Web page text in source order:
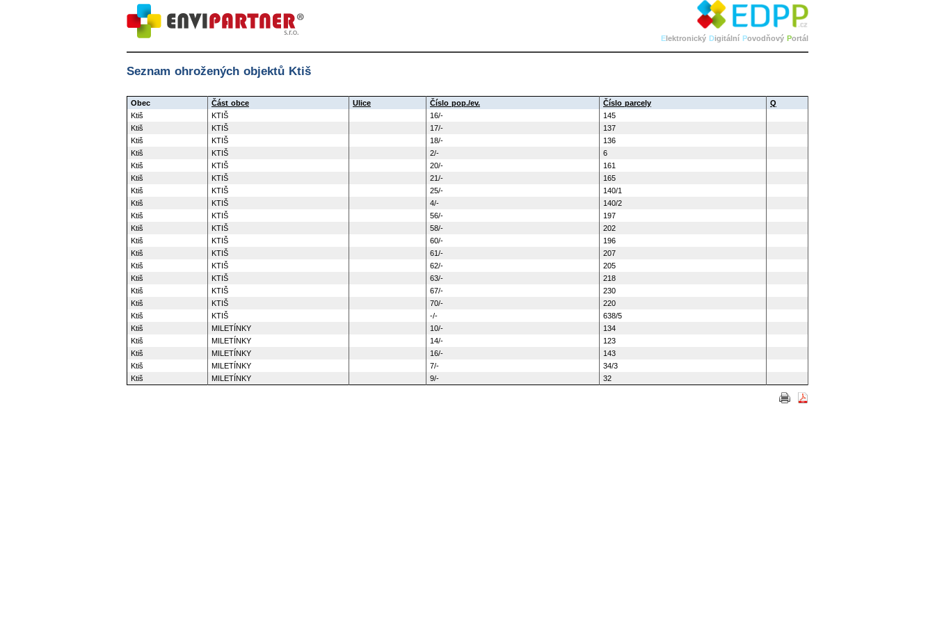
Elektronický Digitální Povodňový Portál
Seznam ohrožených objektů Ktiš
Obec Část obce Ulice Číslo pop./ev. Číslo parcely
Q
Ktiš
KTIŠ 16/-
145
Ktiš
KTIŠ 17/-
137
Ktiš
KTIŠ 18/-
136
Ktiš
KTIŠ 2/-
6
Ktiš
KTIŠ 20/-
161
Ktiš
KTIŠ 21/-
165
Ktiš
KTIŠ 25/-
140/1
Ktiš
KTIŠ 4/-
140/2
Ktiš
KTIŠ 56/-
197
Ktiš
KTIŠ 58/-
202
Ktiš
KTIŠ 60/-
196
Ktiš
KTIŠ 61/-
207
Ktiš
KTIŠ 62/-
205
Ktiš
KTIŠ 63/-
218
Ktiš
KTIŠ 67/-
230
Ktiš
KTIŠ 70/-
220
Ktiš
KTIŠ -/-
638/5
Ktiš
MILETÍNKY 10/-
134
Ktiš
MILETÍNKY 14/-
123
Ktiš
MILETÍNKY 16/-
143
Ktiš
MILETÍNKY 7/-
34/3
Ktiš
MILETÍNKY 9/- 32